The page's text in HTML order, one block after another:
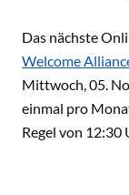
Das nächste
Welcome
Mittwoch, 05.
einmal pro
Regel von 12:30